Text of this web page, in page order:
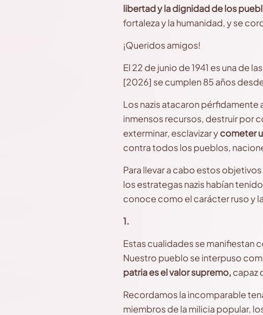
libertad y la dignidad de los
fortaleza y la humanidad, y se
¡Queridos amigos!
El 22 de junio de 1941 es una de
[2026] se cumplen 85 años
Los nazis atacaron pérfidamente
inmensos recursos, destruir por
exterminar, esclavizar ycometer
contra todos los pueblos,
Para llevar a cabo estos
los estrategas nazis habían
conoce como el carácter ruso y
1.
Estas cualidades se manifiestan
Nuestro pueblo se interpuso
patria es el valor supremo, capaz
Recordamos la incomparable
miembros de la milicia popular,